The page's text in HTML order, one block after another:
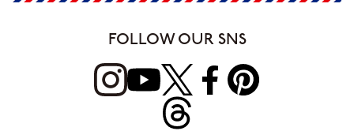
FOLLOW OUR SNS